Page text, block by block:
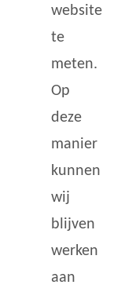
website
te
meten.
Op
deze
manier
kunnen
wij
blijven
werken
aan